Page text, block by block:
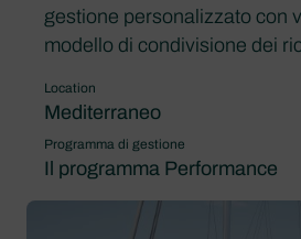
gestione personalizzato con
modello di condivisione dei
Location
Mediterraneo
Programma di gestione
Il programma Performance